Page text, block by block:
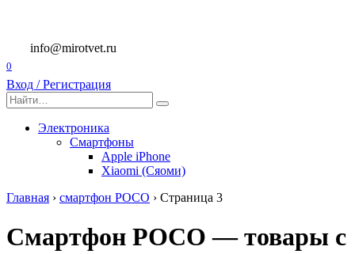
содержанию
info@mirotvet.ru
0
Вход / Регистрация
Search
for:
Электроника
Смартфоны
Apple iPhone
Xiaomi (Сяоми)
Главная › смартфон POCO › Страница 3
Смартфон POCO — товары с